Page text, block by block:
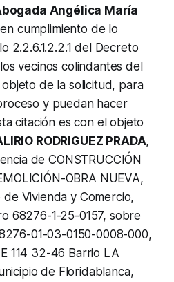
Angélica María
cumplimiento de lo
2.2.6.1.2.2.1 del Decreto
vecinos colindantes del
de la solicitud, para
y puedan hacer
citación es con el objeto
RODRIGUEZ PRADA,
de CONSTRUCCIÓN
OBRA NUEVA,
Vivienda y Comercio,
68276-1-25-0157, sobre
01-03-0150-0008-000,
114 32-46 Barrio LA
de Floridablanca,